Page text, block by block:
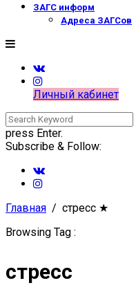
ЗАГС информ
Адреса ЗАГСов
Личный кабинет
press Enter.
Subscribe & Follow:
Главная стресс ★
Browsing Tag :
стресс